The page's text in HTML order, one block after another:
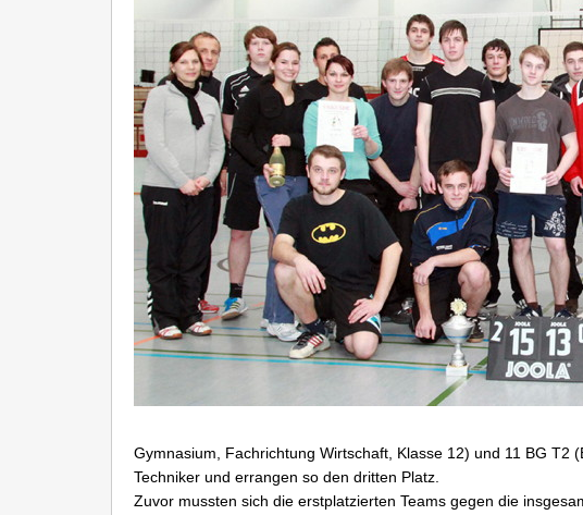
Gymnasium, Fachrichtung Wirtschaft, Klasse 12) und 11 BG
Techniker und errangen so den dritten Platz.
Zuvor mussten sich die erstplatzierten Teams gegen die